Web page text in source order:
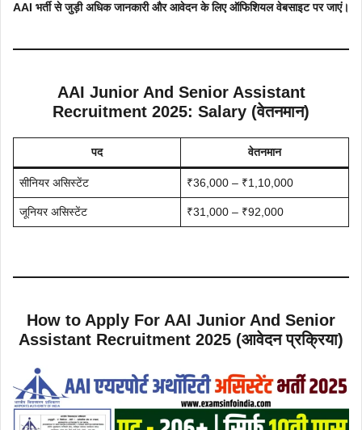
AAI भर्ती से जुड़ी अधिक जानकारी और आवेदन के लिए ऑफिशियल वेबसाइट पर जाएं।
AAI Junior And Senior Assistant
Recruitment 2025: Salary (वेतनमान)
पद वेतनमान
सीनियर असिस्टेंट ₹36,000 – ₹1,10,000
जूनियर असिस्टेंट ₹31,000 – ₹92,000
How to Apply For AAI Junior And Senior
Assistant Recruitment 2025 (आवेदन प्रक्रिया)